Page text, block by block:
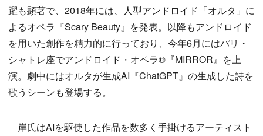
躍も顕著で、2018年には、人型アンドロイド「オルタ」に
よるオペラ『Scary Beauty』を発表。以降もアンドロイド
を用いた創作を精力的に行っており、今年6月にはパリ・
シャトレ座でアンドロイド・オペラ®︎『MIRROR』を上
演。劇中にはオルタが生成AI『ChatGPT』の生成した詩を
歌うシーンも登場する。
岸氏はAIを駆使した作品を数多く手掛けるアーティスト